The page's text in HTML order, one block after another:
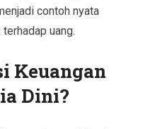
contoh nyata
uang.
Keuangan
Dini?